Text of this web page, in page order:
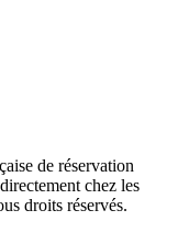
de réservation
chez les
droits réservés.